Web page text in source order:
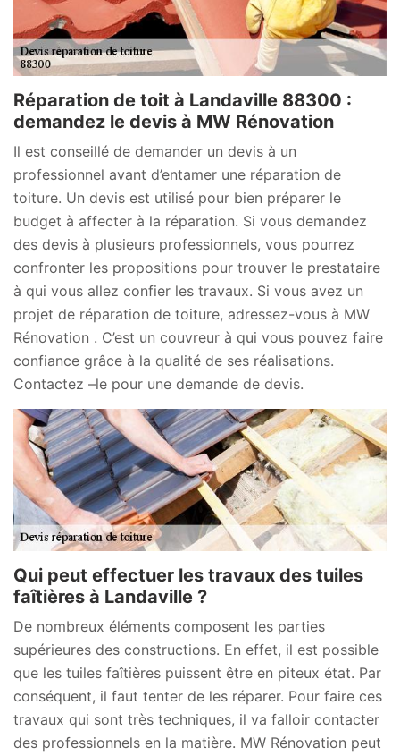
Réparation de toit à Landaville 88300 :
demandez le devis à MW Rénovation
Il est conseillé de demander un devis à un
professionnel avant d’entamer une réparation de
toiture. Un devis est utilisé pour bien préparer le
budget à affecter à la réparation. Si vous demandez
des devis à plusieurs professionnels, vous pourrez
confronter les propositions pour trouver le prestataire
à qui vous allez confier les travaux. Si vous avez un
projet de réparation de toiture, adressez-vous à MW
Rénovation . C’est un couvreur à qui vous pouvez faire
confiance grâce à la qualité de ses réalisations.
Contactez –le pour une demande de devis.
Qui peut effectuer les travaux des tuiles
faîtières à Landaville ?
De nombreux éléments composent les parties
supérieures des constructions. En effet, il est possible
que les tuiles faîtières puissent être en piteux état. Par
conséquent, il faut tenter de les réparer. Pour faire ces
travaux qui sont très techniques, il va falloir contacter
des professionnels en la matière. MW Rénovation peut